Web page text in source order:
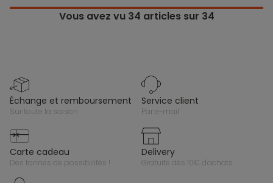
Vous avez vu 34 articles sur 34
échange et remboursement
sur toute la saison
service client
par e-mail
carte cadeau
des tonnes de possibilités !
delivery
gratuite dès 10€ d'achats